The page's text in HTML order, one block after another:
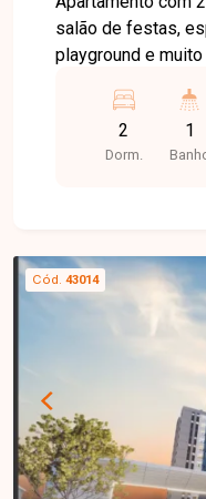
salão de festas,
playground e muito
2
Dorm.
1
Cód. 43014